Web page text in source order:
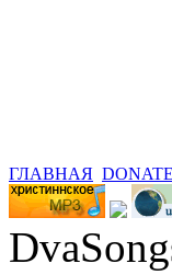
ГЛАВНАЯ DONATE